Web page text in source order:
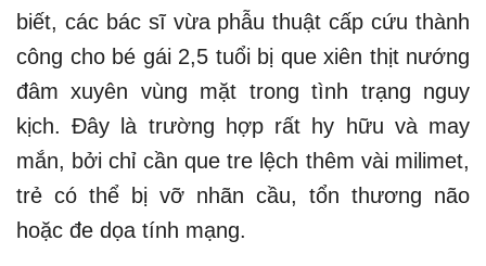
biết, các bác sĩ vừa phẫu thuật cấp cứu thành
công cho bé gái 2,5 tuổi bị que xiên thịt nướng
đâm xuyên vùng mặt trong tình trạng nguy
kịch. Đây là trường hợp rất hy hữu và may
mắn, bởi chỉ cần que tre lệch thêm vài milimet,
trẻ có thể bị vỡ nhãn cầu, tổn thương não
hoặc đe dọa tính mạng.